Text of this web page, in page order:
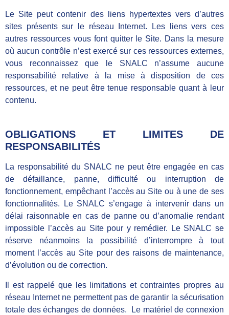
Le Site peut contenir des liens hypertextes vers d’autres
sites présents sur le réseau Internet. Les liens vers ces
autres ressources vous font quitter le Site. Dans la mesure
où aucun contrôle n’est exercé sur ces ressources externes,
vous reconnaissez que le SNALC n’assume aucune
responsabilité relative à la mise à disposition de ces
ressources, et ne peut être tenue responsable quant à leur
contenu.
OBLIGATIONS ET LIMITES DE
RESPONSABILITÉS
La responsabilité du SNALC ne peut être engagée en cas
de défaillance, panne, difficulté ou interruption de
fonctionnement, empêchant l’accès au Site ou à une de ses
fonctionnalités. Le SNALC s’engage à intervenir dans un
délai raisonnable en cas de panne ou d’anomalie rendant
impossible l’accès au Site pour y remédier. Le SNALC se
réserve néanmoins la possibilité d’interrompre à tout
moment l’accès au Site pour des raisons de maintenance,
d’évolution ou de correction.
Il est rappelé que les limitations et contraintes propres au
réseau Internet ne permettent pas de garantir la sécurisation
totale des échanges de données. Le matériel de connexion